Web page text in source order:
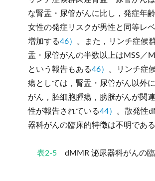
な腎盂・尿管がんに比し，発症年齢
女性の発症リスクが男性と同等レ
増加する46） 。また，リンチ症候
盂・尿管がんの半数以上はMSS／
という報告もある46） 。リンチ症
瘍としては，腎盂・尿管がん以外
がん，胚細胞腫瘍，膀胱がんが関
性が報告されている44） 。散発性
器科がんの臨床的特徴は不明である
表2-5dMMR 泌尿器科がんの臨